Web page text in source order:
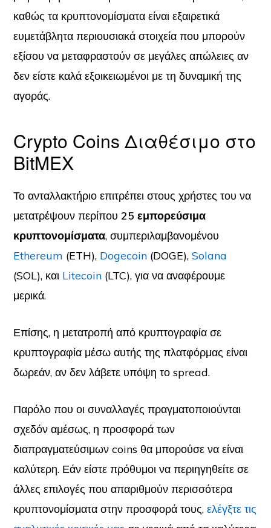
καθώς τα κρυπτονομίσματα είναι εξαιρετικά
ευμετάβλητα περιουσιακά στοιχεία που μπορούν
εξίσου να μεταφραστούν σε μεγάλες απώλειες αν
δεν είστε καλά εξοικειωμένοι με τη δυναμική της
αγοράς.
Crypto Coins Διαθέσιμο στο
BitMEX
Το ανταλλακτήριο επιτρέπει στους χρήστες του να
μετατρέψουν περίπου25 εμπορεύσιμα
κρυπτονομίσματα, συμπεριλαμβανομένου
Ethereum (ETH), Dogecoin (DOGE),Solana
(SOL), και Litecoin (LTC), για να αναφέρουμε
μερικά.
Επίσης, η μετατροπή από κρυπτογραφία σε
κρυπτογραφία μέσω αυτής της πλατφόρμας είναι
δωρεάν, αν δεν λάβετε υπόψη το spread.
Παρόλο που οι συναλλαγές πραγματοποιούνται
σχεδόν αμέσως, η προσφορά των
διαπραγματεύσιμων coins θα μπορούσε να είναι
καλύτερη. Εάν είστε πρόθυμοι να περιηγηθείτε σε
άλλες επιλογές που απαριθμούν περισσότερα
κρυπτονομίσματα στην προσφορά τους,ελέγξτε τις